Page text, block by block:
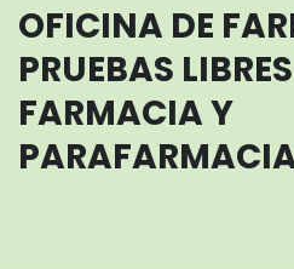
OFICINA DE
PRUEBAS
FARMACIA Y